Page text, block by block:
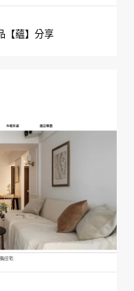
【蘊】分享